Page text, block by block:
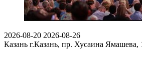
2026-08-20 2026-08-26
Казань г.Казань, пр. Хусаина Ямашева,